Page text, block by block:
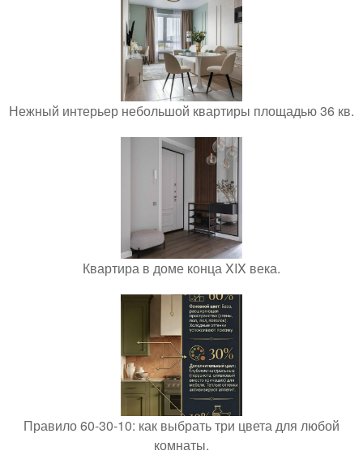
Нежный интерьер небольшой квартиры площадью 36 кв.
Квартира в доме конца XIX века.
Правило 60-30-10: как выбрать три цвета для любой
комнаты.